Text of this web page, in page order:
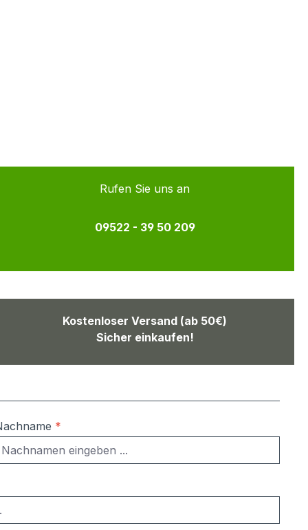
Rufen Sie uns an
09522 - 39 50 209
Kostenloser Versand (ab 50€)
Sicher einkaufen!
*